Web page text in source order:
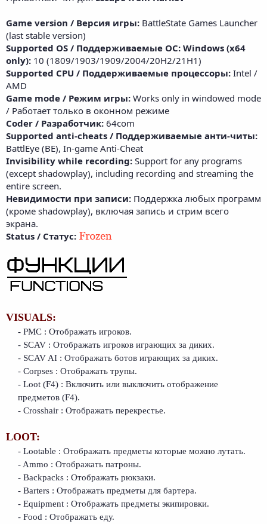
Game version / Версия игры: BattleState Games Launcher
(last stable version)
Supported OS / Поддерживаемые ОС: Windows (x64
only): 10 (1809/1903/1909/2004/20H2/21H1)
Supported CPU / Поддерживаемые процессоры: Intel /
AMD
Game mode / Режим игры: Works only in windowed mode
/ Работает только в оконном режиме
Coder / Разработчик: 64com
Supported anti-cheats / Поддерживаемые анти-читы:
BattlEye (BE), In-game Anti-Cheat
Invisibility while recording: Support for any programs
(except shadowplay), including recording and streaming the
entire screen.
Невидимости при записи: Поддержка любых программ
(кроме shadowplay), включая запись и стрим всего
экрана.
Status / Статус:
VISUALS:
- PMC : Отображать игроков.
- SCAV : Отображать игроков играющих за диких.
- SCAV AI : Отображать ботов играющих за диких.
- Corpses : Отображать трупы.
- Loot (F4) : Включить или выключить отображение
предметов (F4).
- Crosshair : Отображать перекрестье.
LOOT:
- Lootable : Отображать предметы которые можно лутать.
- Ammo : Отображать патроны.
- Backpacks : Отображать рюкзаки.
- Barters : Отображать предметы для бартера.
- Equipment : Отображать предметы экипировки.
- Food : Отображать еду.